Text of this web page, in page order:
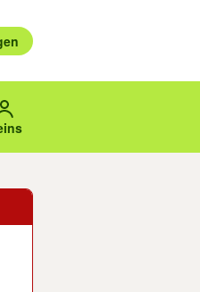
den Pfeiltasten nach oben/